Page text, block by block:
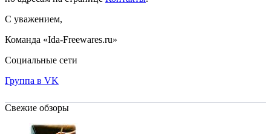
С уважением,
Команда «Ida-Freewares.ru»
Социальные сети
Группа в VK
Свежие обзоры